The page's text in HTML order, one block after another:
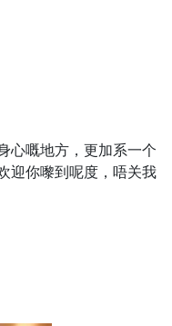
心嘅地方，更加系一个
迎你嚟到呢度，唔关我